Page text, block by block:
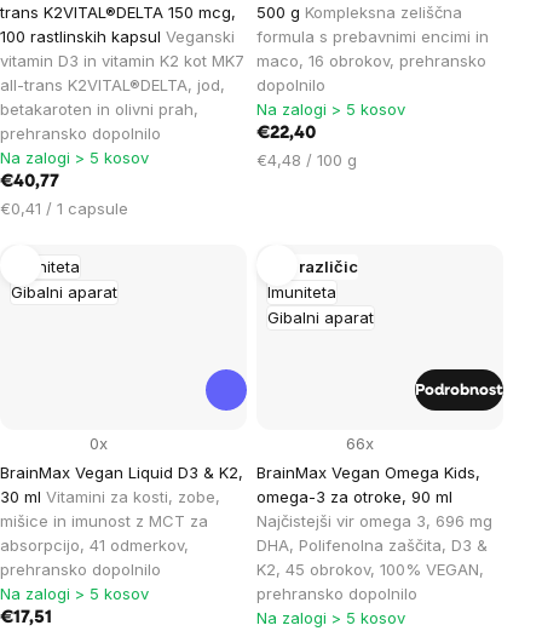
trans K2VITAL®DELTA 150 mcg,
100 rastlinskih kapsul Veganski
vitamin D3 in vitamin K2 kot MK7
all-trans K2VITAL®DELTA, jod,
betakaroten in olivni prah,
prehransko dopolnilo
Na zalogi > 5 kosov
€40,77
Cena
enoto:
€0,41 / 1 capsule
500 g Kompleksna zeliščna
formula s prebavnimi encimi in
maco, 16 obrokov, prehransko
dopolnilo
Na zalogi > 5 kosov
€22,40
Cena
€4,48 / 100 g
Imuniteta
Gibalni aparat
BrainMax Vegan Liquid D3 & K2,
30 ml Vitamini za kosti, zobe,
mišice in imunost z MCT za
absorpcijo, 41 odmerkov,
prehransko dopolnilo
0x
Na zalogi > 5 kosov
€17,51
Imuniteta
Gibalni aparat
Več različic
BrainMax Vegan Omega Kids,
omega-3 za otroke, 90 ml
Najčistejši vir omega 3, 696 mg
DHA, Polifenolna zaščita, D3 &
K2, 45 obrokov, 100% VEGAN,
prehransko dopolnilo
66x
Na zalogi > 5 kosov
Podrobnost